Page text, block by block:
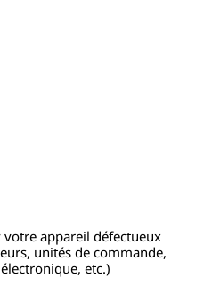
votre appareil défectueux
unités de commande,
etc.)